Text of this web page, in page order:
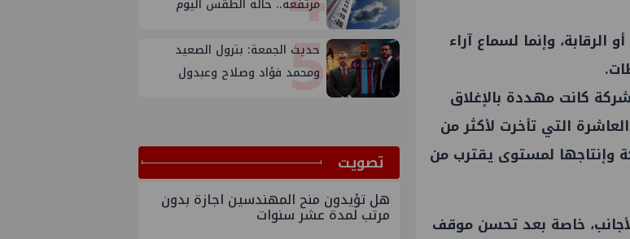
وإنما لسماع آراء
كانت مهددة بالإغلاق
التي تأخرت لأكثر من
وإنتاجها لمستوى يقترب من
خاصة بعد تحسن موقف
مرتفعة.. حالة الطقس اليوم
5
حديث الجمعة: بترول الصعيد
ومحمد فؤاد وصلاح وعبدول
ﺗﺼﻮﻳﺖ
هل تؤيدون منح المهندسين اجازة بدون
مرتب لمدة عشر سنوات